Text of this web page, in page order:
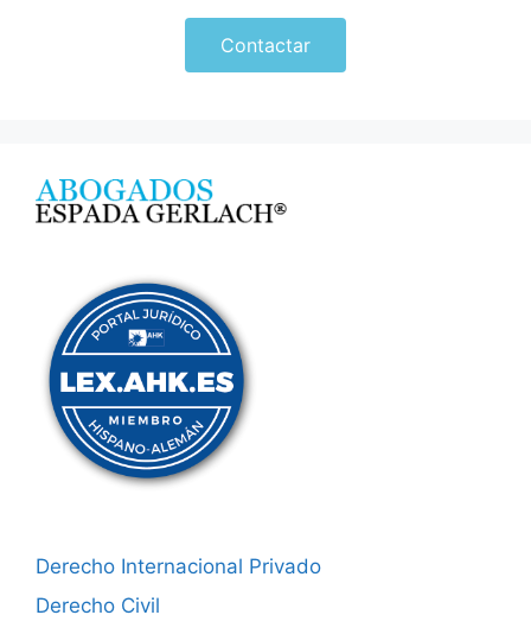
Contactar
Derecho Internacional Privado
Derecho Civil